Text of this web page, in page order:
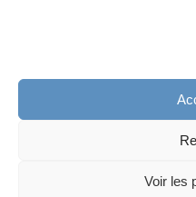
Voir les
Politique de